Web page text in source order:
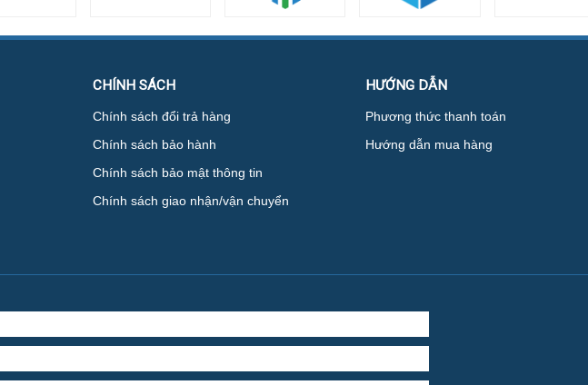
CHÍNH SÁCH
Chính sách đổi trả hàng
Chính sách bảo hành
Chính sách bảo mật thông tin
Chính sách giao nhận/vận chuyển
HƯỚNG DẪN
Phương thức thanh toán
Hướng dẫn mua hàng